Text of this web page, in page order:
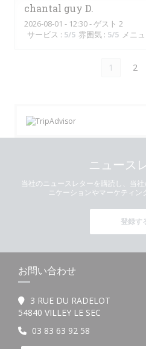
chantal guy D
2026-08-01 - 12:30 - ゲスト 2
サービス : 5/5 雰囲気 : 5/5 メニ
1 2
ニュース
当社のニュースレターを購読し、当
ニケーションやマーケティン
登録す
お問い合わせ
3 RUE DU RADELOT
54840 VILLEY LE SEC
03 83 63 92 58